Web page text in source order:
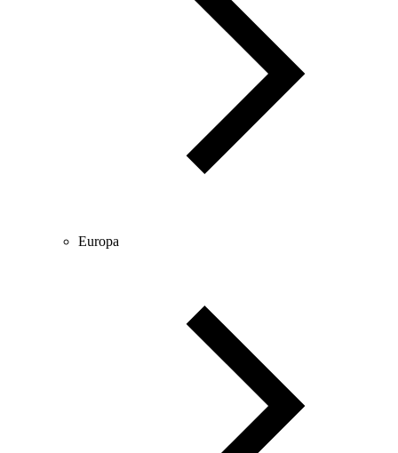
Europa